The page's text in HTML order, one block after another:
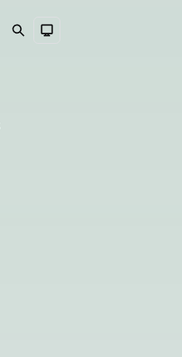
SearchDark Theme